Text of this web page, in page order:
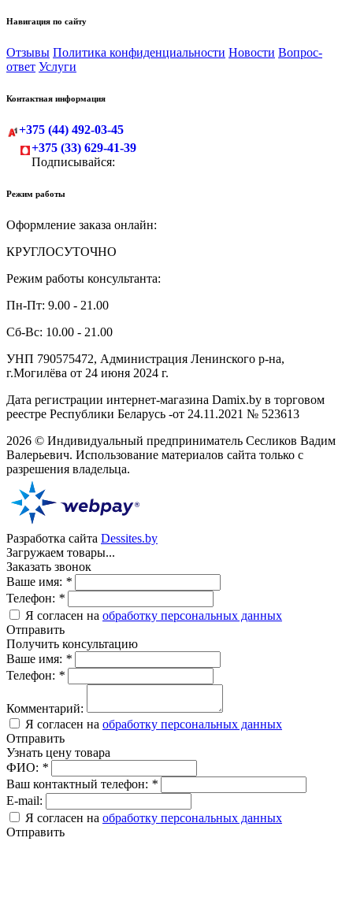
Навигация по сайту
Отзывы Политика конфиденциальности Новости Вопрос-
ответ Услуги
Контактная информация
+375 (44) 492-03-45
+375 (33) 629-41-39
Подписывайся:
Режим работы
Оформление заказа онлайн:
КРУГЛОСУТОЧНО
Режим работы консультанта:
Пн-Пт: 9.00 - 21.00
Сб-Вс: 10.00 - 21.00
УНП 790575472, Администрация Ленинского р-на,
г.Могилёва от 24 июня 2024 г.
Дата регистрации интернет-магазина Damix.by в торговом
реестре Республики Беларусь -от 24.11.2021 № 523613
2026 © Индивидуальный предприниматель Сесликов Вадим
Валерьевич. Использование материалов сайта только с
разрешения владельца.
Разработка сайта Dessites.by
Загружаем товары...
Заказать звонок
Ваше имя: *
Телефон: *
Я согласен на обработку персональных данных
Отправить
Получить консультацию
Ваше имя: *
Телефон: *
Комментарий:
Я согласен на обработку персональных данных
Отправить
Узнать цену товара
ФИО: *
Ваш контактный телефон: *
E-mail:
Я согласен на обработку персональных данных
Отправить